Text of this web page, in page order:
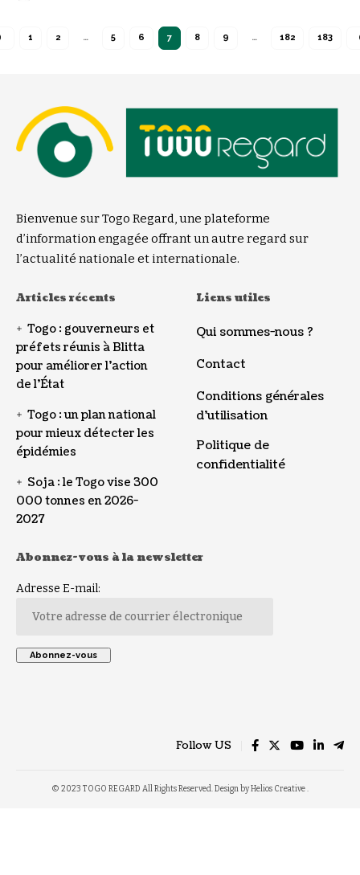
1 2 … 5 6 7 8 9 … 182 183
Bienvenue sur Togo Regard, une plateforme
d’information engagée offrant un autre regard sur
l’actualité nationale et internationale.
Articles récents
Togo : gouverneurs et
préfets réunis à Blitta
pour améliorer l’action
de l’État
Togo : un plan national
pour mieux détecter les
épidémies
Soja : le Togo vise 300
000 tonnes en 2026-
2027
Liens utiles
Qui sommes-nous ?
Contact
Conditions générales
d’utilisation
Politique de
confidentialité
Abonnez-vous à la newsletter
Adresse E-mail:
Follow US
© 2023 TOGO REGARD All Rights Reserved. Design by Helios Creative .